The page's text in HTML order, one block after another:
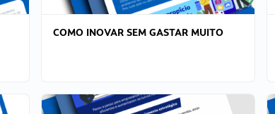
COMO INOVAR SEM GASTAR MUITO